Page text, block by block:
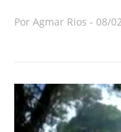
Por Agmar Rios - 08/